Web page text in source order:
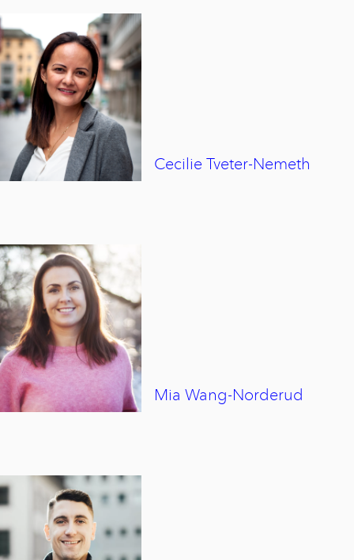
Cecilie Tveter-Nemeth
MiaWang-Norderud